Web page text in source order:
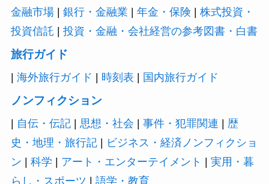
金融市場| 銀行・金融業 年金・保険
株式投資・
投資信託
投資・金融・会社経営の参考図書・白書
旅行ガイド
海外旅行ガイド 時刻表 国内旅行ガイド
ノンフィクション
自伝・伝記| 思想・社会 事件・犯罪関連
歴
史・地理・旅行記|
ビジネス・経済ノンフィクショ
ン
科学 アート・エンターテイメント
実用・暮
らし・スポーツ
語学・教育